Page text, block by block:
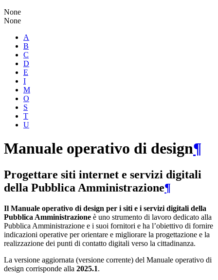
None
None
A
B
C
D
E
I
M
O
S
T
U
Manuale operativo di design¶
Progettare siti internet e servizi digitali
della Pubblica Amministrazione¶
Il Manuale operativo di design per i siti e i servizi digitali della
Pubblica Amministrazione è uno strumento di lavoro dedicato alla
Pubblica Amministrazione e i suoi fornitori e ha l’obiettivo di fornire
indicazioni operative per orientare e migliorare la progettazione e la
realizzazione dei punti di contatto digitali verso la cittadinanza.
La versione aggiornata (versione corrente) del Manuale operativo di
design corrisponde alla 2025.1.